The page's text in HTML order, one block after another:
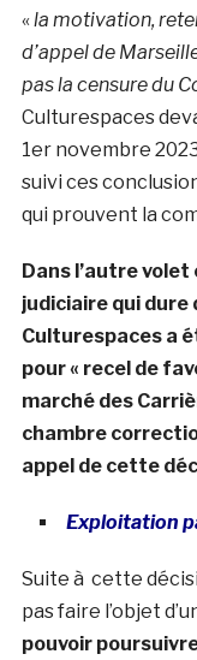
«la motivation,
d’appel de
pas la censure du
Culturespaces
1er novembre
suivi ces
qui prouvent la
Dans l’autre
judiciaire qui dure
Culturespaces a
pour « recel de
marché des
chambre
appel de cette
Exploitation
Suite à cette
pas faire l’objet
pouvoir